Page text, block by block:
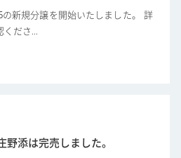
の新規分譲を開始いたしました。 詳
くださ...
野添は完売しました。